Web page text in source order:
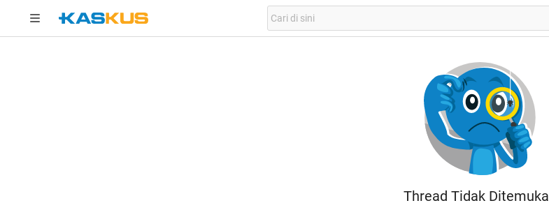
Thread Tidak